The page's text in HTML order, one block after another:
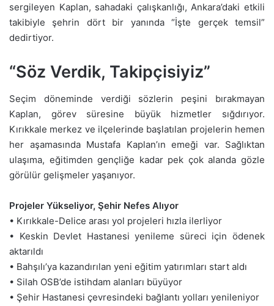
sergileyen Kaplan, sahadaki çalışkanlığı, Ankara’daki etkili
takibiyle şehrin dört bir yanında “İşte gerçek temsil”
dedirtiyor.
“Söz Verdik, Takipçisiyiz”
Seçim döneminde verdiği sözlerin peşini bırakmayan
Kaplan, görev süresine büyük hizmetler sığdırıyor.
Kırıkkale merkez ve ilçelerinde başlatılan projelerin hemen
her aşamasında Mustafa Kaplan’ın emeği var. Sağlıktan
ulaşıma, eğitimden gençliğe kadar pek çok alanda gözle
görülür gelişmeler yaşanıyor.
Projeler Yükseliyor, Şehir Nefes Alıyor
• Kırıkkale-Delice arası yol projeleri hızla ilerliyor
• Keskin Devlet Hastanesi yenileme süreci için ödenek
aktarıldı
• Bahşılı’ya kazandırılan yeni eğitim yatırımları start aldı
• Silah OSB’de istihdam alanları büyüyor
• Şehir Hastanesi çevresindeki bağlantı yolları yenileniyor